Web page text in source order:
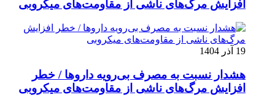
افزایش مرگ‌های ناشی از مقاومت‌های میکروبی
19 آذر 1404
هشدار نسبت به مصرف بی‌رویه داروها / خطر
افزایش مرگ‌های ناشی از مقاومت‌های میکروبی